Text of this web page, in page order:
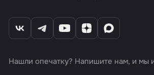
Нашли опечатку? Напишите нам, и мы